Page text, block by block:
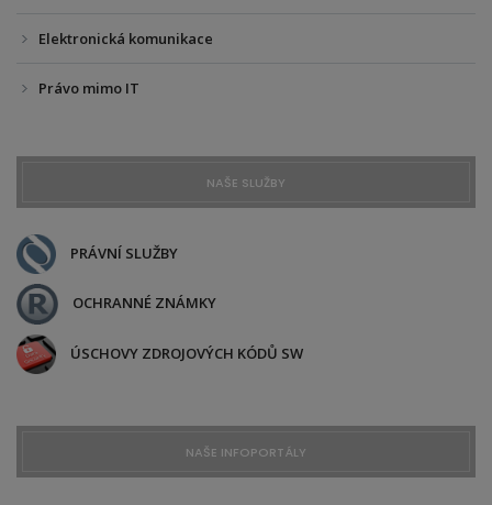
Elektronická komunikace
Právo mimo IT
NAŠE SLUŽBY
PRÁVNÍ SLUŽBY
OCHRANNÉ ZNÁMKY
ÚSCHOVY ZDROJOVÝCH KÓDŮ SW
NAŠE INFOPORTÁLY